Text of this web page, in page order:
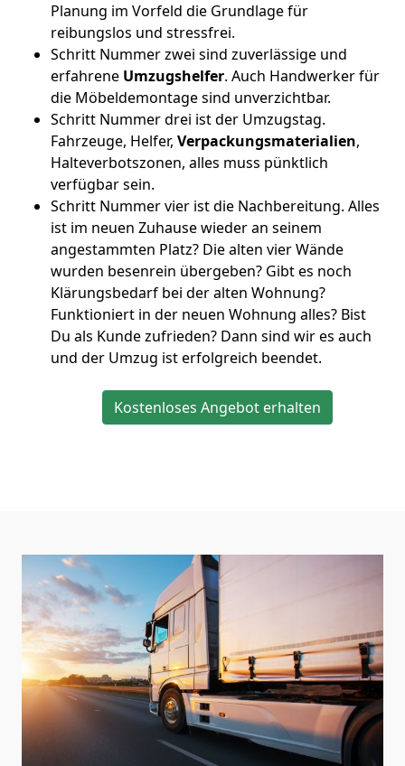
Planung im Vorfeld die Grundlage für
reibungslos und stressfrei.
Schritt Nummer zwei sind zuverlässige und
erfahrene Umzugshelfer. Auch Handwerker für
die Möbeldemontage sind unverzichtbar.
Schritt Nummer drei ist der Umzugstag.
Fahrzeuge, Helfer, Verpackungsmaterialien,
Halteverbotszonen, alles muss pünktlich
verfügbar sein.
Schritt Nummer vier ist die Nachbereitung. Alles
ist im neuen Zuhause wieder an seinem
angestammten Platz? Die alten vier Wände
wurden besenrein übergeben? Gibt es noch
Klärungsbedarf bei der alten Wohnung?
Funktioniert in der neuen Wohnung alles? Bist
Du als Kunde zufrieden? Dann sind wir es auch
und der Umzug ist erfolgreich beendet.
Kostenloses Angebot erhalten